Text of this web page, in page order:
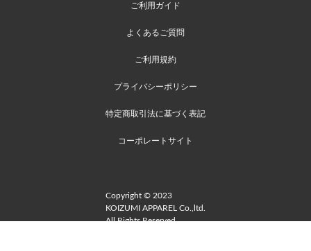
ご利用ガイド
よくあるご質問
ご利用規約
プライバシーポリシー
特定商取引法に基づく表記
コーポレートサイト
Copyright © 2023
KOIZUMI APPAREL Co.,ltd.
All Rights Reserved.